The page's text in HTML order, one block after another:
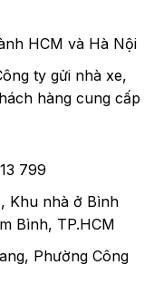
HCM và Hà Nội
ty gửi nhà xe,
hàng cung cấp
799
Khu nhà ở Bình
Bình, TP.HCM
Phường Công